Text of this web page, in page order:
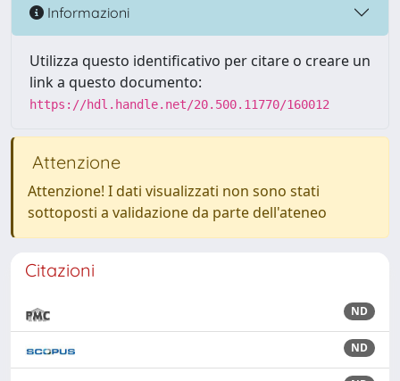
Informazioni
Utilizza questo identificativo per citare o creare un
link a questo documento:
https://hdl.handle.net/20.500.11770/160012
Attenzione
Attenzione! I dati visualizzati non sono stati
sottoposti a validazione da parte dell'ateneo
Citazioni
ND
ND